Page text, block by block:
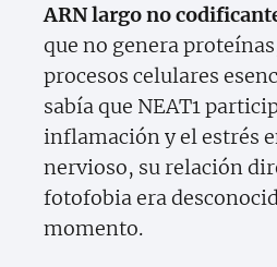
ARN largo no
que no genera
procesos celulares
sabía que NEAT1
inflamación y el estrés
nervioso, su relación
fotofobia era
momento.